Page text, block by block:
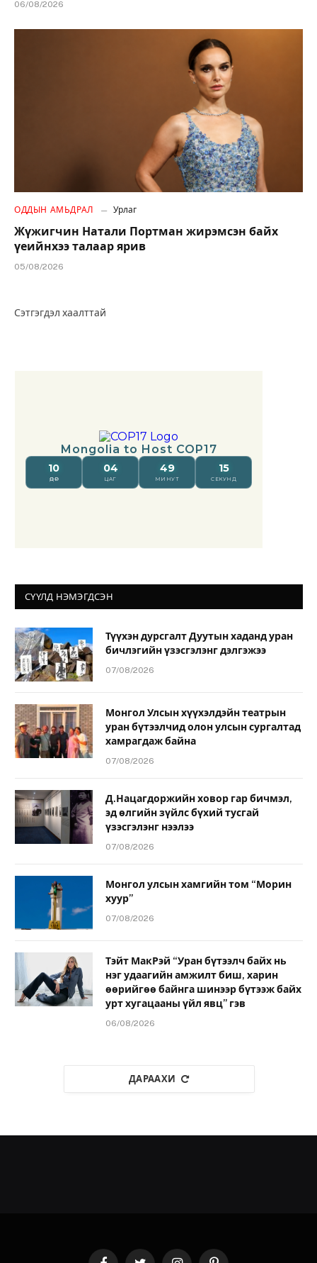
06/08/2026
ОДДЫН АМЬДРАЛ Урлаг
Жүжигчин Натали Портман жирэмсэн байх
үеийнхээ талаар ярив
05/08/2026
Сэтгэгдэл хаалттай
СҮҮЛД НЭМЭГДСЭН
Түүхэн дурсгалт Дуутын хаданд уран
бичлэгийн үзэсгэлэнг дэлгэжээ
07/08/2026
Монгол Улсын хүүхэлдэйн театрын
уран бүтээлчид олон улсын сургалтад
хамрагдаж байна
07/08/2026
Д.Нацагдоржийн ховор гар бичмэл,
эд өлгийн зүйлс бүхий тусгай
үзэсгэлэнг нээлээ
07/08/2026
Монгол улсын хамгийн том “Морин
хуур”
07/08/2026
Тэйт МакРэй “Уран бүтээлч байх нь
нэг удаагийн амжилт биш, харин
өөрийгөө байнга шинээр бүтээж байх
урт хугацааны үйл явц” гэв
06/08/2026
ДАРААХИ